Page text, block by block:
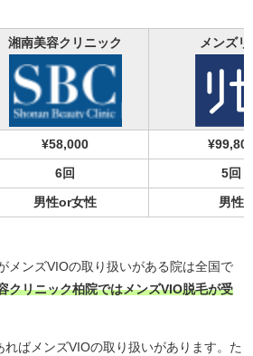
湘南美容クリニック メンズリ
¥58,000
6回 5回
男性or女性 男性
メンズVIOの取り扱いがある院は全国で
クリニック柏院ではメンズVIO脱毛が受
ばメンズVIOの取り扱いがあります。た